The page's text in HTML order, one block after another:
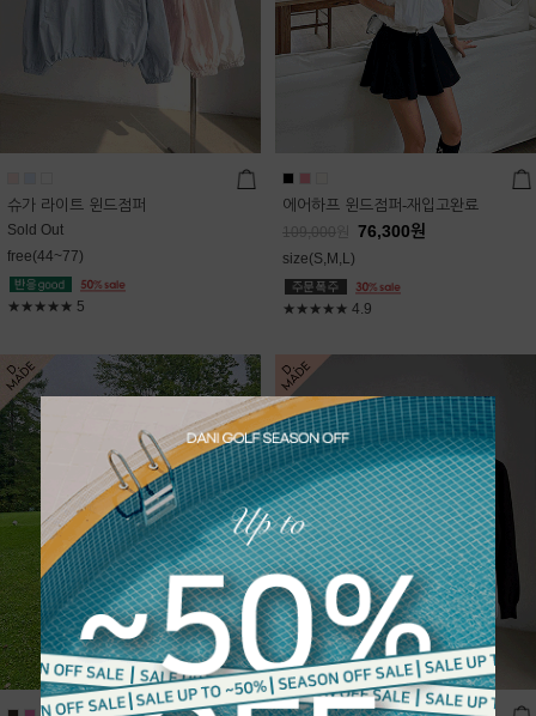
슈가 라이트 윈드점퍼
Sold Out
free(44~77)
★★★★★ 5
에어하프 윈드점퍼-재입고완료
109,000 76,300원
size(S,M,L)
★★★★★ 4.9